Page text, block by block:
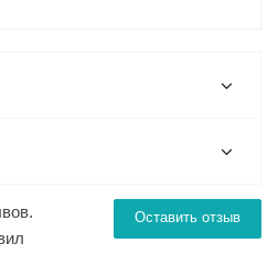
Оставить отзыв